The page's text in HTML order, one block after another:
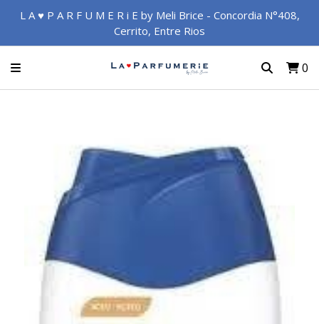
L A ♥ P A R F U M E R i E by Meli Brice - Concordia N°408,
Cerrito, Entre Rios
0